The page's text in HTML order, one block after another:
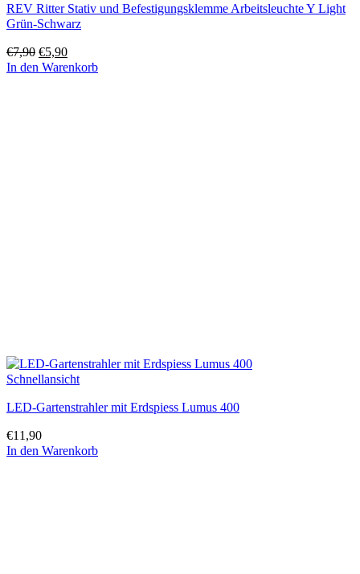
REV Ritter Stativ und Befestigungsklemme Arbeitsleuchte Y Light
Grün-Schwarz
€7,90 Ursprünglicher
Preis
€5,90Aktueller
Preis
In den Warenkorb
Schnellansicht
LED-Gartenstrahler mit Erdspiess Lumus 400
€11,90
In den Warenkorb